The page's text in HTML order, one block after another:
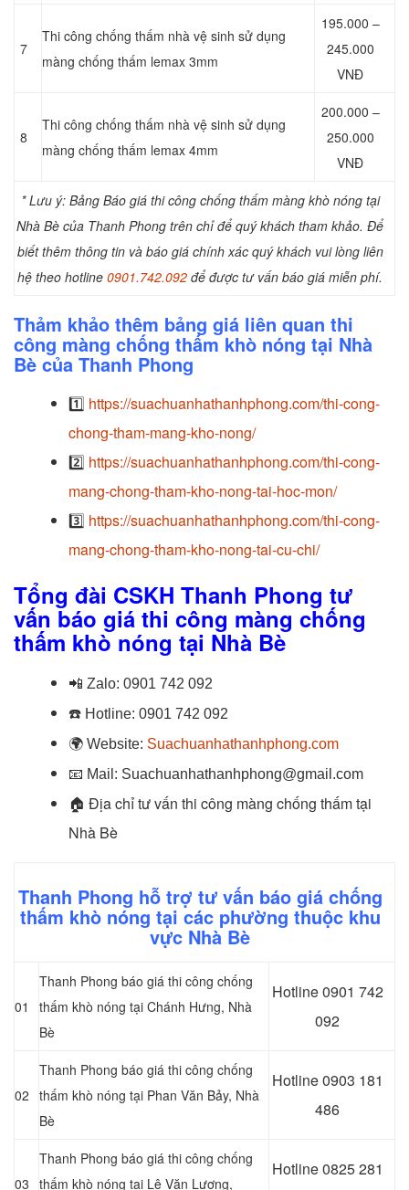
7
Thi công chống thấm nhà vệ sinh sử dụng
màng chống thấm lemax 3mm
195.000 –
245.000
VNĐ
8
Thi công chống thấm nhà vệ sinh sử dụng
màng chống thấm lemax 4mm
200.000 –
250.000
VNĐ
* Lưu ý: Bảng Báo giá thi công chống thấm màng khò nóng tại
Nhà Bè của Thanh Phong trên chỉ để quý khách tham khảo. Để
biết thêm thông tin và báo giá chính xác quý khách vui lòng liên
hệ theo hotline 0901.742.092 để được tư vấn báo giá miễn phí.
Thảm khảo thêm bảng giá liên quan thi
công màng chống thấm khò nóng tại Nhà
Bè của Thanh Phong
1️⃣ https://suachuanhathanhphong.com/thi-cong-
chong-tham-mang-kho-nong/
2️⃣ https://suachuanhathanhphong.com/thi-cong-
mang-chong-tham-kho-nong-tai-hoc-mon/
3️⃣ https://suachuanhathanhphong.com/thi-cong-
mang-chong-tham-kho-nong-tai-cu-chi/
Tổng đài CSKH Thanh Phong tư
vấn báo giá thi công màng chống
thấm khò nóng tại Nhà Bè
📲 Zalo: 0901 742 092
☎️ Hotline: 0901 742 092
🌍 Website: Suachuanhathanhphong.com
📧 Mail: Suachuanhathanhphong@gmail.com
🏠 Địa chỉ tư vấn thi công màng chống thấm tại
Nhà Bè
Thanh Phong hỗ trợ tư vấn báo giá chống
thấm khò nóng tại các phường thuộc khu
vực Nhà Bè
01
Thanh Phong báo giá thi công chống
thấm khò nóng tại Chánh Hưng, Nhà
Bè
Hotline 0901 742
092
02
Thanh Phong báo giá thi công chống
thấm khò nóng tại Phan Văn Bảy, Nhà
Bè
Hotline 0903 181
486
03
Thanh Phong báo giá thi công chống
thấm khò nóng tại Lê Văn Lương,
Hotline 0825 281